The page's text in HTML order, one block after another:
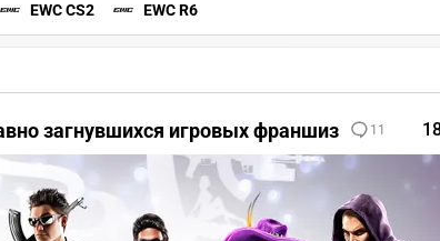
EWC CS2 EWC R6
загнувшихся игровых франшиз 11